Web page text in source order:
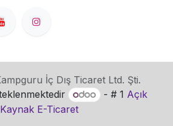
İç Dış Ticaret Ltd. Şti.
- # 1 Açık
Kaynak E-Ticaret